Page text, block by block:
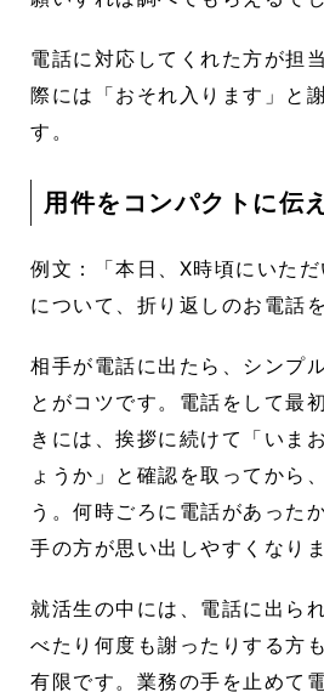
電話に対応してくれた方が担
際には「おそれ入ります」と
す。
用件をコンパクトに伝
例文：「本日、X時頃にいた
について、折り返しのお電話
相手が電話に出たら、シンプ
とがコツです。電話をして最
きには、挨拶に続けて「いま
ょうか」と確認を取ってから
う。何時ごろに電話があった
手の方が思い出しやすくなりま
就活生の中には、電話に出ら
べたり何度も謝ったりする方
有限です。業務の手を止めて